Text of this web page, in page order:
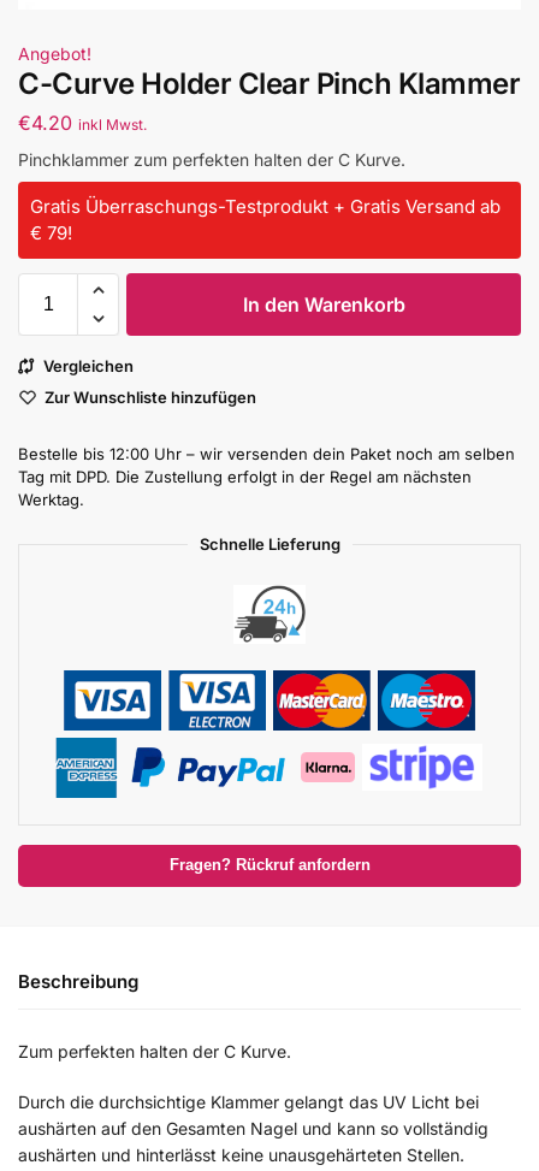
Angebot!
C-Curve Holder Clear Pinch Klammer
€4.20 inkl Mwst.
Pinchklammer zum perfekten halten der C Kurve.
Gratis Überraschungs-Testprodukt + Gratis Versand ab
€ 79!
In den Warenkorb
Vergleichen
Zur Wunschliste hinzufügen
Bestelle bis 12:00 Uhr – wir versenden dein Paket noch am selben
Tag mit DPD. Die Zustellung erfolgt in der Regel am nächsten
Werktag.
Schnelle Lieferung
Fragen? Rückruf anfordern
Beschreibung
Zum perfekten halten der C Kurve.
Durch die durchsichtige Klammer gelangt das UV Licht bei
aushärten auf den Gesamten Nagel und kann so vollständig
aushärten und hinterlässt keine unausgehärteten Stellen.